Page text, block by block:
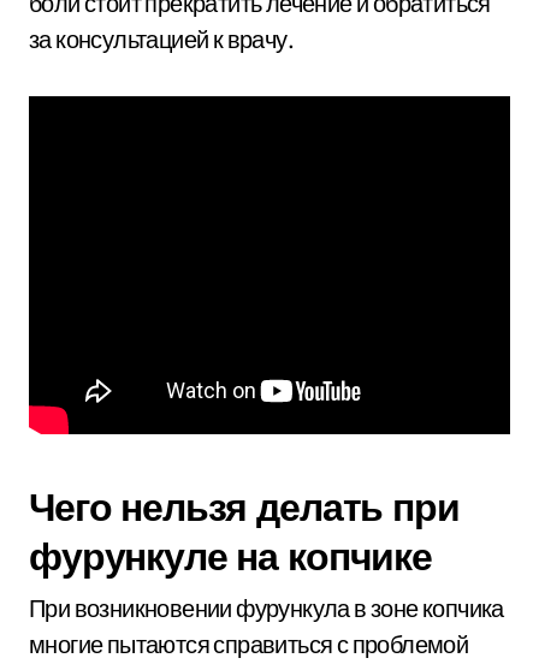
за консультацией к врачу.
Чего нельзя делать при
фурункуле на копчике
При возникновении фурункула в зоне копчика
многие пытаются справиться с проблемой